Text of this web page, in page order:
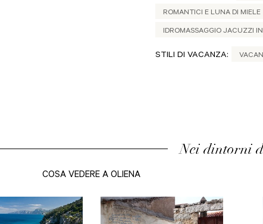
ROMANTICI E LUNA DI MIELE
IDROMASSAGGIO JACUZZI
STILI DI VACANZA:
Nei dintorni
COSA VEDERE A OLIENA